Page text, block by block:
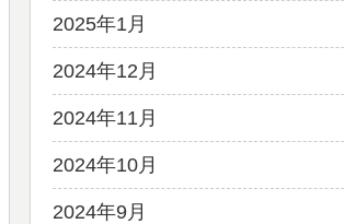
2025年1月
2024年12月
2024年11月
2024年10月
2024年9月